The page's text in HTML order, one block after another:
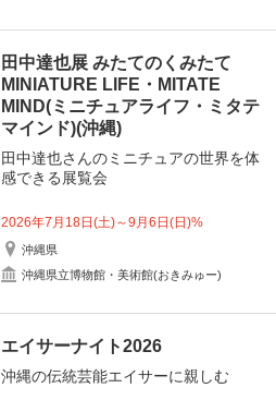
田中達也展 みたてのくみたて
MINIATURE LIFE・MITATE
MIND(ミニチュアライフ・ミタテ
マインド)(沖縄)
田中達也さんのミニチュアの世界を体
感できる展覧会
2026年7月18日(土)～9月6日(日)%
沖縄県
沖縄県立博物館・美術館(おきみゅー)
エイサーナイト2026
沖縄の伝統芸能エイサーに親しむ